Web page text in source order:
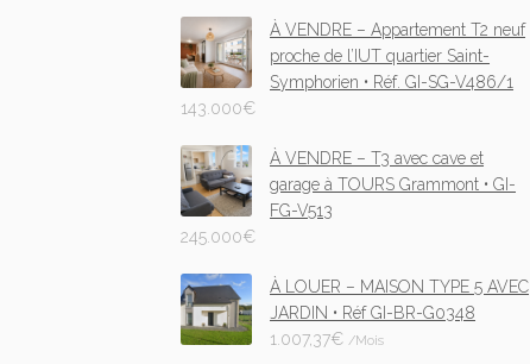
À VENDRE – Appartement T2 neuf
proche de l’IUT quartier Saint-
Symphorien • Réf. GI-SG-V486/1
143.000€
À VENDRE – T3 avec cave et
garage à TOURS Grammont • GI-
FG-V513
245.000€
À LOUER – MAISON TYPE 5 AVEC
JARDIN • Réf GI-BR-G0348
1.007,37€ /Mois